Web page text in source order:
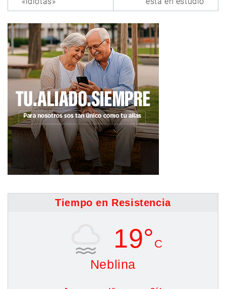
Tiempo en Resistencia
19° C
Neblina